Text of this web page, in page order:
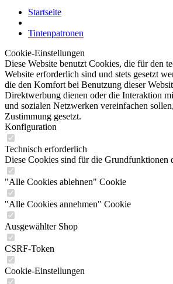
Startseite
Tintenpatronen
Cookie-Einstellungen
Diese Website benutzt Cookies, die für den
Website erforderlich sind und stets gesetzt
die den Komfort bei Benutzung dieser
Direktwerbung dienen oder die Interaktion
und sozialen Netzwerken vereinfachen
Zustimmung gesetzt.
Konfiguration
Technisch erforderlich
Diese Cookies sind für die Grundfunktionen
"Alle Cookies ablehnen" Cookie
"Alle Cookies annehmen" Cookie
Ausgewählter Shop
CSRF-Token
Cookie-Einstellungen